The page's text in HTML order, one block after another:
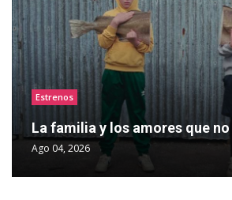
Estrenos
La familia y los amores que
Ago 04, 2026